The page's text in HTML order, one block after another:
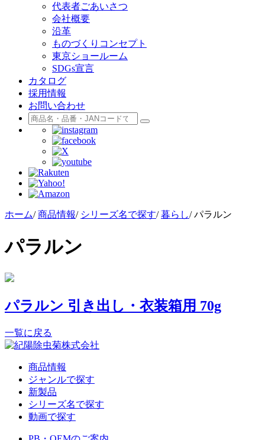
代表者ごあいさつ
会社概要
沿革
ものづくりコンセプト
東京ショールーム
SDGs宣言
カタログ
採用情報
お問い合わせ
ホーム/ 商品情報/ シリーズ名で探す/ 暮らし/ パラルン
パラルン
パラルン 引き出し・衣装箱用 70g
一覧に戻る
商品情報
ジャンルで探す
新製品
シリーズ名で探す
動画で探す